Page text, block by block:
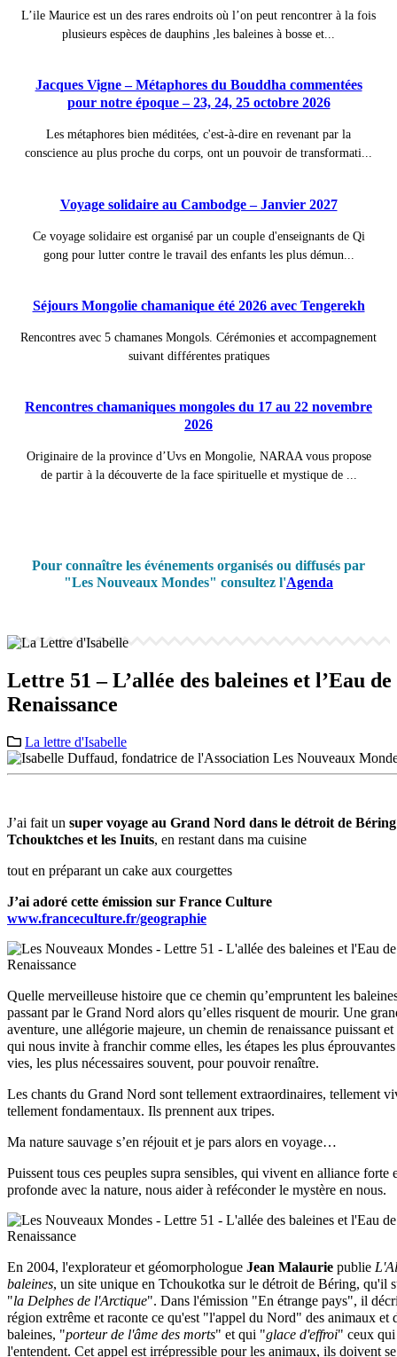
L’ile Maurice est un des rares endroits où l’on peut rencontrer à la fois
plusieurs espèces de dauphins ,les baleines à bosse et...
Jacques Vigne – Métaphores du Bouddha commentées
pour notre époque – 23, 24, 25 octobre 2026
Les métaphores bien méditées, c'est-à-dire en revenant par la
conscience au plus proche du corps, ont un pouvoir de transformati...
Voyage solidaire au Cambodge – Janvier 2027
Ce voyage solidaire est organisé par un couple d'enseignants de Qi
gong pour lutter contre le travail des enfants les plus démun...
Séjours Mongolie chamanique été 2026 avec Tengerekh
Rencontres avec 5 chamanes Mongols. Cérémonies et accompagnement
suivant différentes pratiques
Rencontres chamaniques mongoles du 17 au 22 novembre
2026
Originaire de la province d’Uvs en Mongolie, NARAA vous propose
de partir à la découverte de la face spirituelle et mystique de ...
Pour connaître les événements organisés ou diffusés par
"Les Nouveaux Mondes" consultez l'Agenda
Lettre 51 – L’allée des baleines et l’Eau
Renaissance
La lettre d'Isabelle
J’ai fait un super voyage au Grand Nord dans le détroit de Béring
Tchouktches et les Inuits, en restant dans ma cuisine
tout en préparant un cake aux courgettes
J’ai adoré cette émission sur France Culture
www.franceculture.fr/geographie
Quelle merveilleuse histoire que ce chemin qu’empruntent les
passant par le Grand Nord alors qu’elles risquent de mourir. Une
aventure, une allégorie majeure, un chemin de renaissance puissant
qui nous invite à franchir comme elles, les étapes les plus
vies, les plus nécessaires souvent, pour pouvoir renaître.
Les chants du Grand Nord sont tellement extraordinaires, tellement
tellement fondamentaux. Ils prennent aux tripes.
Ma nature sauvage s’en réjouit et je pars alors en voyage…
Puissent tous ces peuples supra sensibles, qui vivent en alliance forte
profonde avec la nature, nous aider à reféconder le mystère en nous.
En 2004, l'explorateur et géomorphologue Jean Malaurie publie
baleines, un site unique en Tchoukotka sur le détroit de Béring, qu'il
"la Delphes de l'Arctique". Dans l'émission "En étrange pays", il
région extrême et raconte ce qu'est "l'appel du Nord" des animaux et
baleines, "porteur de l'âme des morts" et qui "glace d'effroi" ceux qui
l'entendent. Cet appel est irrépressible pour les animaux, ils doivent